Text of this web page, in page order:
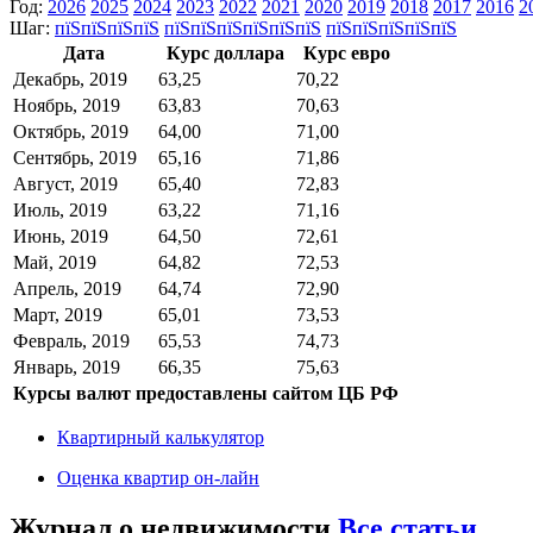
Год: 2026 2025 2024 2023 2022 2021 2020 2019 2018 2017 2016
Шаг: пїЅпїЅпїЅпїЅ пїЅпїЅпїЅпїЅпїЅпїЅ пїЅпїЅпїЅпїЅпїЅ
Дата
Курс доллара
Курс евро
Декабрь, 2019
63,25
70,22
Ноябрь, 2019
63,83
70,63
Октябрь, 2019
64,00
71,00
Сентябрь, 2019
65,16
71,86
Август, 2019
65,40
72,83
Июль, 2019
63,22
71,16
Июнь, 2019
64,50
72,61
Май, 2019
64,82
72,53
Апрель, 2019
64,74
72,90
Март, 2019
65,01
73,53
Февраль, 2019
65,53
74,73
Январь, 2019
66,35
75,63
Курсы валют предоставлены сайтом ЦБ РФ
Квартирный калькулятор
Оценка квартир он-лайн